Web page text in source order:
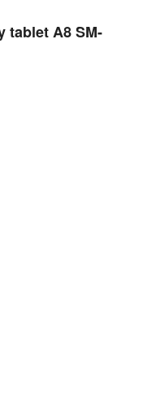
tablet A8 SM-